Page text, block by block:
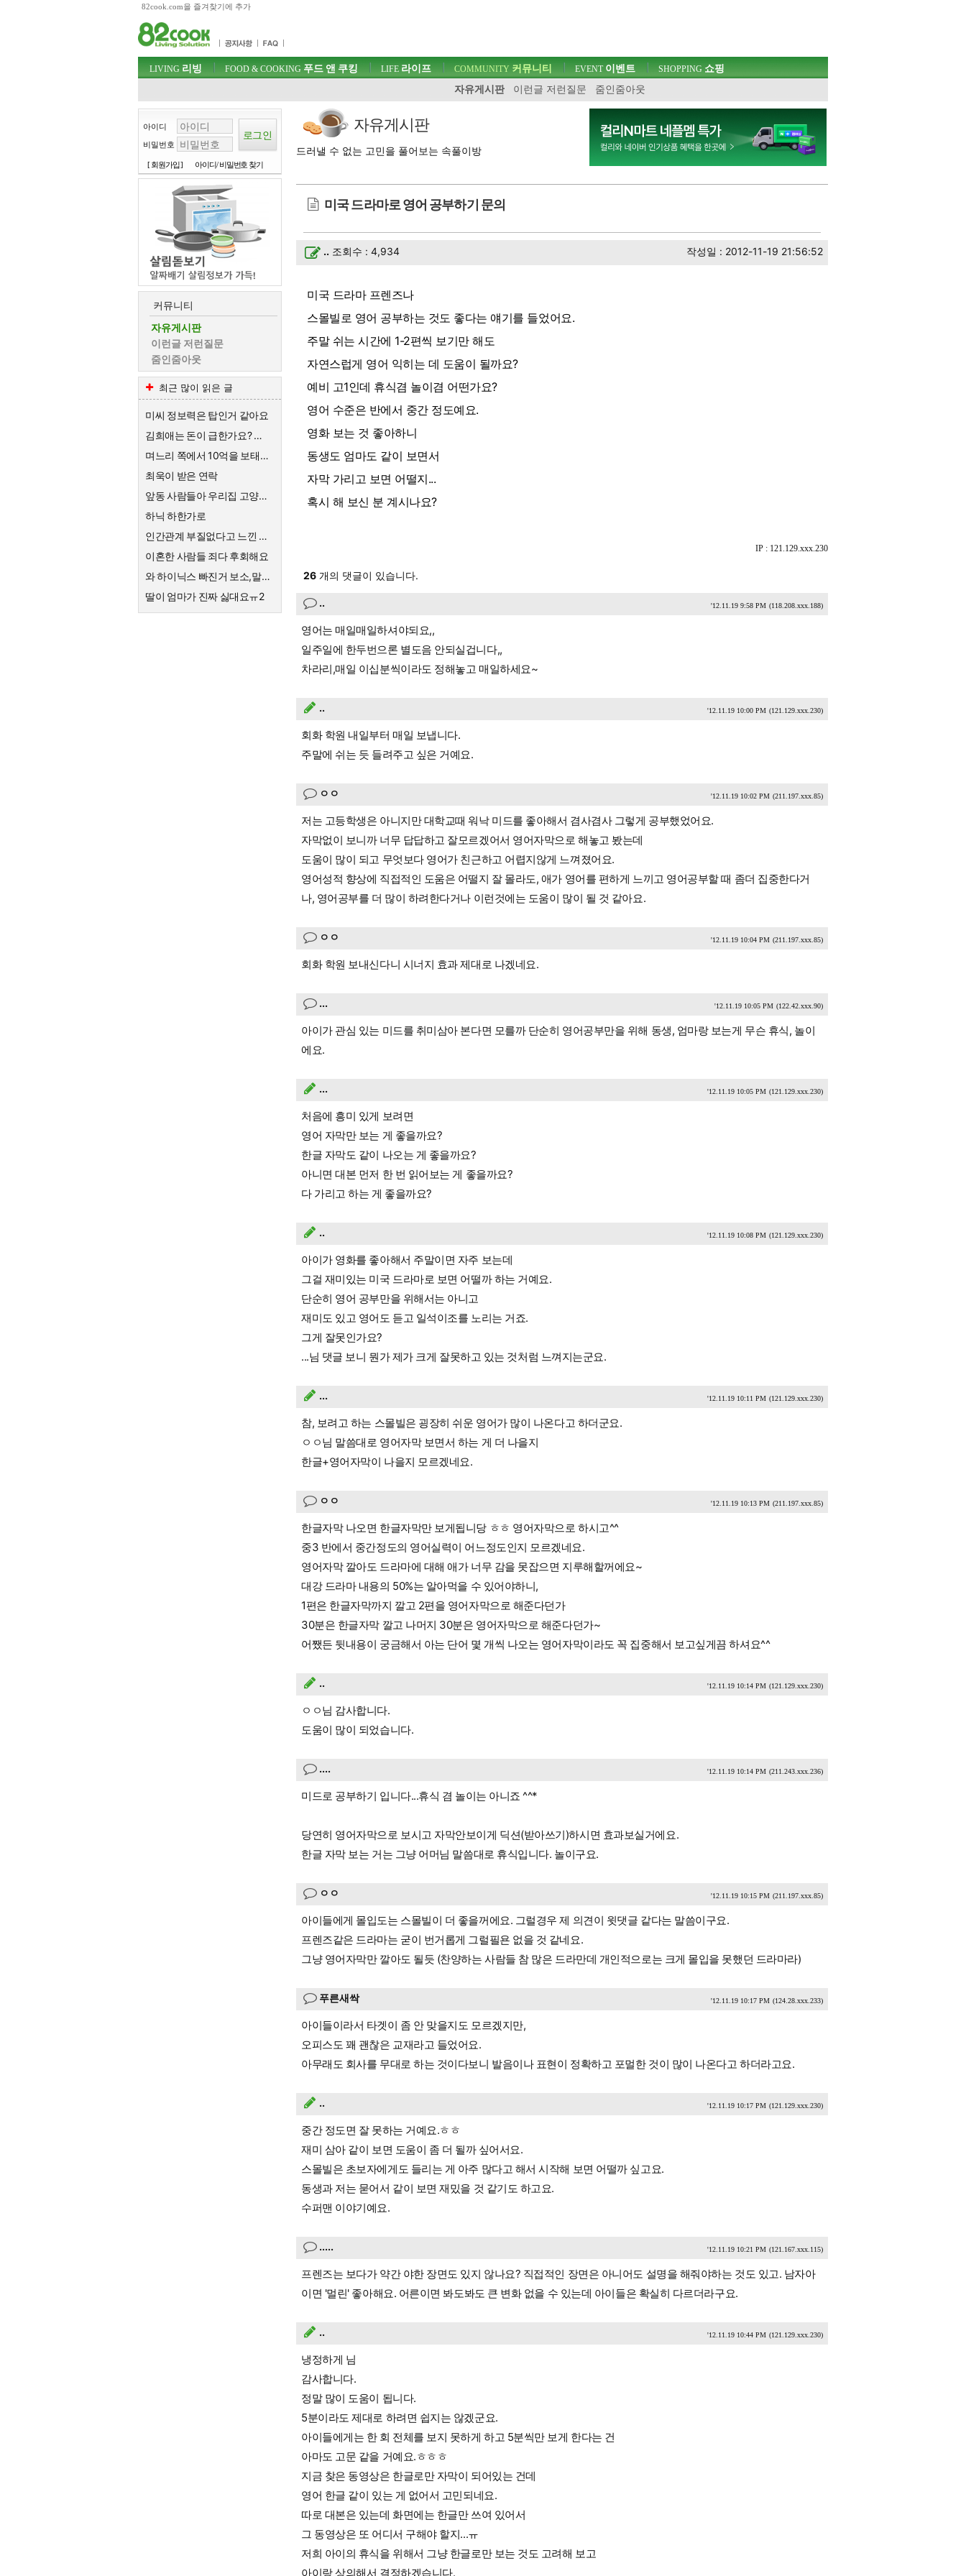
82cook.com을 즐겨찾기에 추가
주메뉴 바로가기
컨텐츠 바로가기
검색 바로가기
로그인 바로가기
주메뉴
LIVING 리빙 FOOD & COOKING 푸드 앤 쿠킹 LIFE 라이프 COMMUNITY 커뮤니티
자유게시판
이런글 저런질문 줌인줌아웃
EVENT이벤트 SHOPPING 쇼핑
아이디
비밀번호
[ 회원가입 ] 아이디/ 비밀번호 찾기
커뮤니티
자유게시판
이런글 저런질문
줌인줌아웃
최근 많이 읽은 글
미씨 정보력은 탑인거 같아요
김희애는 돈이 급한가요? 왜 친근한척 예능하죠?
며느리 쪽에서 10억을 보태준대요.
최욱이 받은 연락
앞동 사람들아 우리집 고양이한테 큰절해라
하닉 하한가로
인간관계 부질없다고 느낀 순간
이혼한 사람들 죄다 후회해요
와 하이닉스 빠진거 보소,말이 안나옴
딸이 엄마가 진짜 싫대요ㅠ2
자유게시판
드러낼 수 없는 고민을 풀어보는 속풀이방
미국 드라마로 영어 공부하기 문의
.. 조회수 : 4,934 작성일 : 2012-11-19 21:56:52
미국 드라마 프렌즈나
스몰빌로 영어 공부하는 것도 좋다는 얘기를 들었어요.
주말 쉬는 시간에 1-2편씩 보기만 해도
자연스럽게 영어 익히는 데 도움이 될까요?
예비 고1인데 휴식겸 놀이겸 어떤가요?
영어 수준은 반에서 중간 정도예요.
영화 보는 것 좋아하니
동생도 엄마도 같이 보면서
자막 가리고 보면 어떨지...
혹시 해 보신 분 계시나요?
IP : 121.129.xxx.230
26 개의 댓글이 있습니다.
.. '12.11.19 9:58 PM (118.208.xxx.188)
영어는 매일매일하셔야되요,,
일주일에 한두번으론 별도음 안되실겁니다,,
차라리,매일 이십분씩이라도 정해놓고 매일하세요~
.. '12.11.19 10:00 PM (121.129.xxx.230)
회화 학원 내일부터 매일 보냅니다.
주말에 쉬는 듯 들려주고 싶은 거예요.
ㅇㅇ '12.11.19 10:02 PM (211.197.xxx.85)
저는 고등학생은 아니지만 대학교때 워낙 미드를 좋아해서 겸사겸사 그렇게 공부했었어요.
자막없이 보니까 너무 답답하고 잘모르겠어서 영어자막으로 해놓고 봤는데
도움이 많이 되고 무엇보다 영어가 친근하고 어렵지않게 느껴졌어요.
영어성적 향상에 직접적인 도움은 어떨지 잘 몰라도, 애가 영어를 편하게 느끼고 영어공부할 때 좀더 집중한다거
나, 영어공부를 더 많이 하려한다거나 이런것에는 도움이 많이 될 것 같아요.
ㅇㅇ '12.11.19 10:04 PM (211.197.xxx.85)
회화 학원 보내신다니 시너지 효과 제대로 나겠네요.
... '12.11.19 10:05 PM (122.42.xxx.90)
아이가 관심 있는 미드를 취미삼아 본다면 모를까 단순히 영어공부만을 위해 동생, 엄마랑 보는게 무슨 휴식, 놀이
에요.
... '12.11.19 10:05 PM (121.129.xxx.230)
처음에 흥미 있게 보려면
영어 자막만 보는 게 좋을까요?
한글 자막도 같이 나오는 게 좋을까요?
아니면 대본 먼저 한 번 읽어보는 게 좋을까요?
다 가리고 하는 게 좋을까요?
.. '12.11.19 10:08 PM (121.129.xxx.230)
아이가 영화를 좋아해서 주말이면 자주 보는데
그걸 재미있는 미국 드라마로 보면 어떨까 하는 거예요.
단순히 영어 공부만을 위해서는 아니고
재미도 있고 영어도 듣고 일석이조를 노리는 거죠.
그게 잘못인가요?
...님 댓글 보니 뭔가 제가 크게 잘못하고 있는 것처럼 느껴지는군요.
... '12.11.19 10:11 PM (121.129.xxx.230)
참, 보려고 하는 스몰빌은 굉장히 쉬운 영어가 많이 나온다고 하더군요.
ㅇㅇ님 말씀대로 영어자막 보면서 하는 게 더 나을지
한글+영어자막이 나을지 모르겠네요.
ㅇㅇ '12.11.19 10:13 PM (211.197.xxx.85)
한글자막 나오면 한글자막만 보게됩니당 ㅎㅎ 영어자막으로 하시고^^
중3 반에서 중간정도의 영어실력이 어느정도인지 모르겠네요.
영어자막 깔아도 드라마에 대해 애가 너무 감을 못잡으면 지루해할꺼에요~
대강 드라마 내용의 50%는 알아먹을 수 있어야하니,
1편은 한글자막까지 깔고 2편을 영어자막으로 해준다던가
30분은 한글자막 깔고 나머지 30분은 영어자막으로 해준다던가~
어쨌든 뒷내용이 궁금해서 아는 단어 몇 개씩 나오는 영어자막이라도 꼭 집중해서 보고싶게끔 하셔요^^
.. '12.11.19 10:14 PM (121.129.xxx.230)
ㅇㅇ님 감사합니다.
도움이 많이 되었습니다.
.... '12.11.19 10:14 PM (211.243.xxx.236)
미드로 공부하기 입니다...휴식 겸 놀이는 아니죠 ^^*
당연히 영어자막으로 보시고 자막안보이게 딕션(받아쓰기)하시면 효과보실거에요.
한글 자막 보는 거는 그냥 어머님 말씀대로 휴식입니다. 놀이구요.
ㅇㅇ '12.11.19 10:15 PM (211.197.xxx.85)
아이들에게 몰입도는 스몰빌이 더 좋을꺼에요. 그럴경우 제 의견이 윗댓글 같다는 말씀이구요.
프렌즈같은 드라마는 굳이 번거롭게 그럴필욘 없을 것 같네요.
그냥 영어자막만 깔아도 될듯 (찬양하는 사람들 참 많은 드라만데 개인적으로는 크게 몰입을 못했던 드라마라)
푸른새싹 '12.11.19 10:17 PM (124.28.xxx.233)
아이들이라서 타겟이 좀 안 맞을지도 모르겠지만,
오피스도 꽤 괜찮은 교재라고 들었어요.
아무래도 회사를 무대로 하는 것이다보니 발음이나 표현이 정확하고 포멀한 것이 많이 나온다고 하더라고요.
.. '12.11.19 10:17 PM (121.129.xxx.230)
중간 정도면 잘 못하는 거예요.ㅎㅎ
재미 삼아 같이 보면 도움이 좀 더 될까 싶어서요.
스몰빌은 초보자에게도 들리는 게 아주 많다고 해서 시작해 보면 어떨까 싶고요.
동생과 저는 묻어서 같이 보면 재밌을 것 같기도 하고요.
수퍼맨 이야기예요.
..... '12.11.19 10:21 PM (121.167.xxx.115)
프렌즈는 보다가 약간 야한 장면도 있지 않나요? 직접적인 장면은 아니어도 설명을 해줘야하는 것도 있고. 남자아
이면 '멀린' 좋아해요. 어른이면 봐도봐도 큰 변화 없을 수 있는데 아이들은 확실히 다르더라구요.
.. '12.11.19 10:44 PM (121.129.xxx.230)
냉정하게 님
감사합니다.
정말 많이 도움이 됩니다.
5분이라도 제대로 하려면 쉽지는 않겠군요.
아이들에게는 한 회 전체를 보지 못하게 하고 5분씩만 보게 한다는 건
아마도 고문 같을 거예요.ㅎㅎㅎ
지금 찾은 동영상은 한글로만 자막이 되어있는 건데
영어 한글 같이 있는 게 없어서 고민되네요.
따로 대본은 있는데 화면에는 한글만 쓰여 있어서
그 동영상은 또 어디서 구해야 할지...ㅠ
저희 아이의 휴식을 위해서 그냥 한글로만 보는 것도 고려해 보고
아이랑 상의해서 결정하겠습니다.